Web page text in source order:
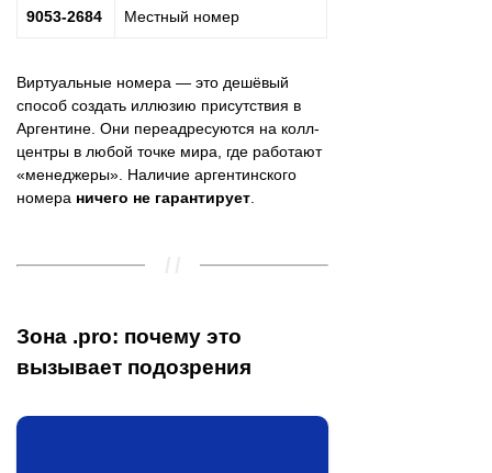
9053-2684 Местный номер
Виртуальные номера — это дешёвый
способ создать иллюзию присутствия в
Аргентине. Они переадресуются на колл-
центры в любой точке мира, где работают
«менеджеры». Наличие аргентинского
номера ничего не гарантирует
Зона .pro: почему это
вызывает подозрения